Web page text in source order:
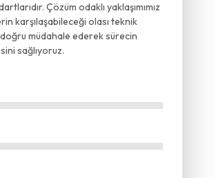
Çözüm odaklı yaklaşımımız
karşılaşabileceği olası teknik
doğru müdahale ederek sürecin
sağlıyoruz.